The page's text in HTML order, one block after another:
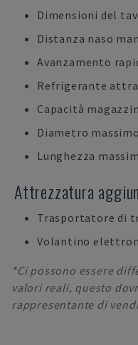
Dimensioni del
Distanza naso
Avanzamento
Refrigerante
Capacità
Diametro
Lunghezza
Attrezzatura
Trasportatore di
Volantino
*Ci possono essere
valori reali, questo
rappresentante di